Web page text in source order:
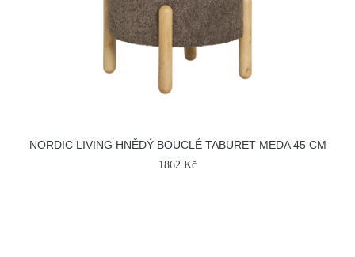
NORDIC LIVING HNĚDÝ BOUCLÉ TABURET MEDA 45 CM
1862 Kč